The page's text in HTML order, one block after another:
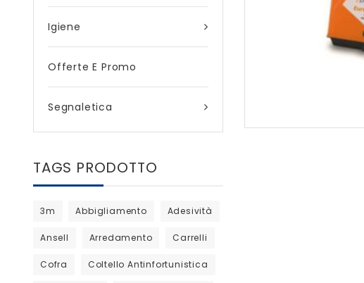
Igiene
Offerte E Promo
Segnaletica
TAGS PRODOTTO
3m Abbigliamento Adesività
Ansell Arredamento Carrelli
Cofra Coltello Antinfortunistica